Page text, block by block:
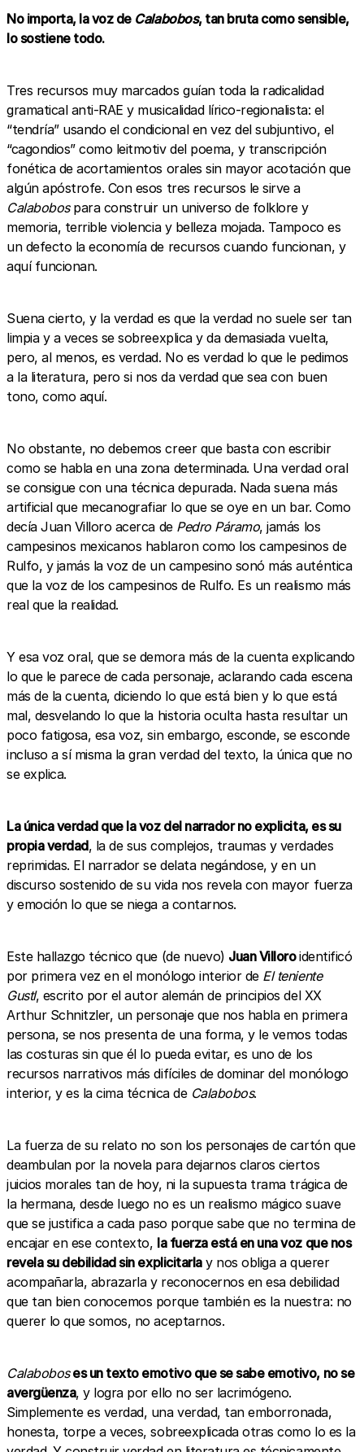
No importa, la voz de Calabobos, tan bruta como sensible,
lo sostiene todo.
Tres recursos muy marcados guían toda la radicalidad
gramatical anti-RAE y musicalidad lírico-regionalista: el
“tendría” usando el condicional en vez del subjuntivo, el
“cagondios” como leitmotiv del poema, y transcripción
fonética de acortamientos orales sin mayor acotación que
algún apóstrofe. Con esos tres recursos le sirve a
Calabobos para construir un universo de folklore y
memoria, terrible violencia y belleza mojada. Tampoco es
un defecto la economía de recursos cuando funcionan, y
aquí funcionan.
Suena cierto, y la verdad es que la verdad no suele ser tan
limpia y a veces se sobreexplica y da demasiada vuelta,
pero, al menos, es verdad. No es verdad lo que le pedimos
a la literatura, pero si nos da verdad que sea con buen
tono, como aquí.
No obstante, no debemos creer que basta con escribir
como se habla en una zona determinada. Una verdad oral
se consigue con una técnica depurada. Nada suena más
artificial que mecanografiar lo que se oye en un bar. Como
decía Juan Villoro acerca de Pedro Páramo, jamás los
campesinos mexicanos hablaron como los campesinos de
Rulfo, y jamás la voz de un campesino sonó más auténtica
que la voz de los campesinos de Rulfo. Es un realismo más
real que la realidad.
Y esa voz oral, que se demora más de la cuenta explicando
lo que le parece de cada personaje, aclarando cada escena
más de la cuenta, diciendo lo que está bien y lo que está
mal, desvelando lo que la historia oculta hasta resultar un
poco fatigosa, esa voz, sin embargo, esconde, se esconde
incluso a sí misma la gran verdad del texto, la única que no
se explica.
La única verdad que la voz del narrador no explicita, es su
propia verdad, la de sus complejos, traumas y verdades
reprimidas. El narrador se delata negándose, y en un
discurso sostenido de su vida nos revela con mayor fuerza
y emoción lo que se niega a contarnos.
Este hallazgo técnico que (de nuevo) Juan Villoroidentificó
por primera vez en el monólogo interior de El teniente
Gustl, escrito por el autor alemán de principios del XX
Arthur Schnitzler, un personaje que nos habla en primera
persona, se nos presenta de una forma, y le vemos todas
las costuras sin que él lo pueda evitar, es uno de los
recursos narrativos más difíciles de dominar del monólogo
interior, y es la cima técnica de Calabobos.
La fuerza de su relato no son los personajes de cartón que
deambulan por la novela para dejarnos claros ciertos
juicios morales tan de hoy, ni la supuesta trama trágica de
la hermana, desde luego no es un realismo mágico suave
que se justifica a cada paso porque sabe que no termina de
encajar en ese contexto, la fuerza está en una voz que nos
revela su debilidad sin explicitarlay nos obliga a querer
acompañarla, abrazarla y reconocernos en esa debilidad
que tan bien conocemos porque también es la nuestra: no
querer lo que somos, no aceptarnos.
Calabobos es un texto emotivo que se sabe emotivo, no se
avergüenza, y logra por ello no ser lacrimógeno.
Simplemente es verdad, una verdad, tan emborronada,
honesta, torpe a veces, sobreexplicada otras como lo es la